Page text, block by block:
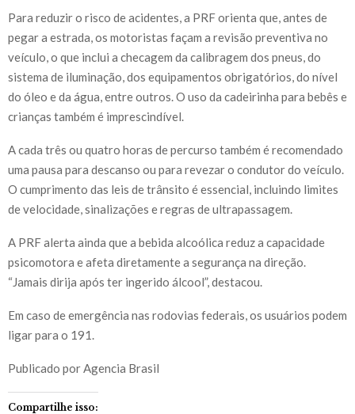
Para reduzir o risco de acidentes, a PRF orienta que, antes de
pegar a estrada, os motoristas façam a revisão preventiva no
veículo, o que inclui a checagem da calibragem dos pneus, do
sistema de iluminação, dos equipamentos obrigatórios, do nível
do óleo e da água, entre outros. O uso da cadeirinha para bebês e
crianças também é imprescindível.
A cada três ou quatro horas de percurso também é recomendado
uma pausa para descanso ou para revezar o condutor do veículo.
O cumprimento das leis de trânsito é essencial, incluindo limites
de velocidade, sinalizações e regras de ultrapassagem.
A PRF alerta ainda que a bebida alcoólica reduz a capacidade
psicomotora e afeta diretamente a segurança na direção.
“Jamais dirija após ter ingerido álcool”, destacou.
Em caso de emergência nas rodovias federais, os usuários podem
ligar para o 191.
Publicado por Agencia Brasil
Compartilhe isso: